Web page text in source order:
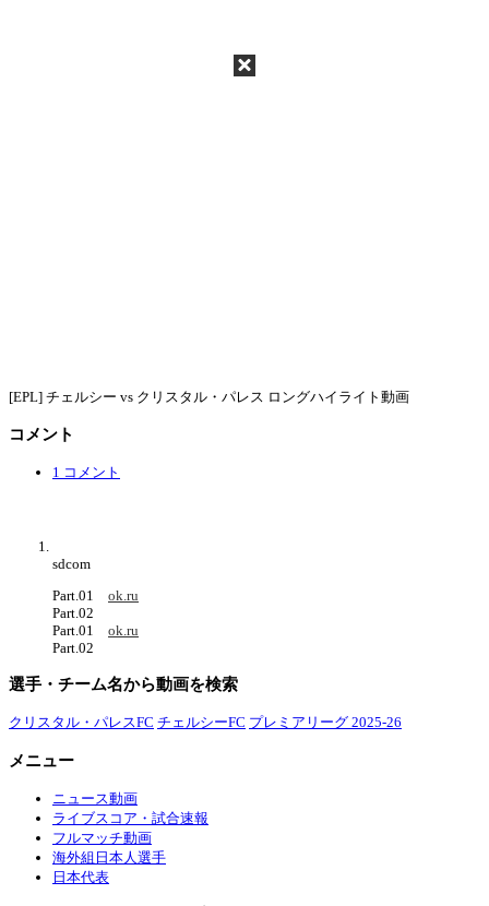
[EPL] チェルシー vs クリスタル・パレス ロングハイライト動画
コメント
1 コメント
sdcom
Part.01 ok.ru
Part.02
Part.01 ok.ru
Part.02
選手・チーム名から動画を検索
クリスタル・パレスFC チェルシーFC プレミアリーグ 2025-26
メニュー
ニュース動画
ライブスコア・試合速報
フルマッチ動画
海外組日本人選手
日本代表